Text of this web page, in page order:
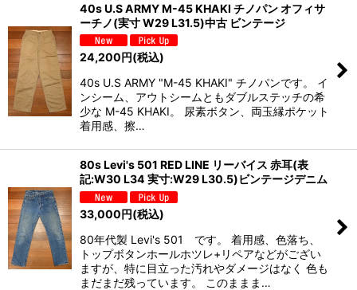
40s U.S ARMY M-45 KHAKI チノパン オフィサ
ーチノ(実寸 W29 L31.5)中古 ビンテージ
24,200円(税込)
40s U.S ARMY "M-45 KHAKI" チノパンです。 イ
ンシーム、アウトシームともダブルステッチの希
少な M-45 KHAKI。 尿素ボタン、両玉縁ポケット
着用感、擦…
80s Levi's 501 RED LINE リーバイス 赤耳(表
記:W30 L34 実寸:W29 L30.5)ビンテージデニム
33,000円(税込)
80年代製 Levi's 501 です。 着用感、色落ち、
トップボタンホールホツレ+リペアなどがござい
ますが、特に目立った汚れやダメージはなく 色も
まだまだ残っています。 このままま…